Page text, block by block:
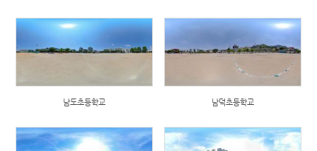
남도초등학교 남덕초등학교